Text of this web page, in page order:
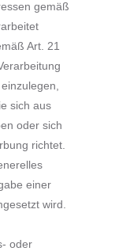
gemäß
Art. 21
sich aus
oder sich
richtet.
einer
wird.
oder